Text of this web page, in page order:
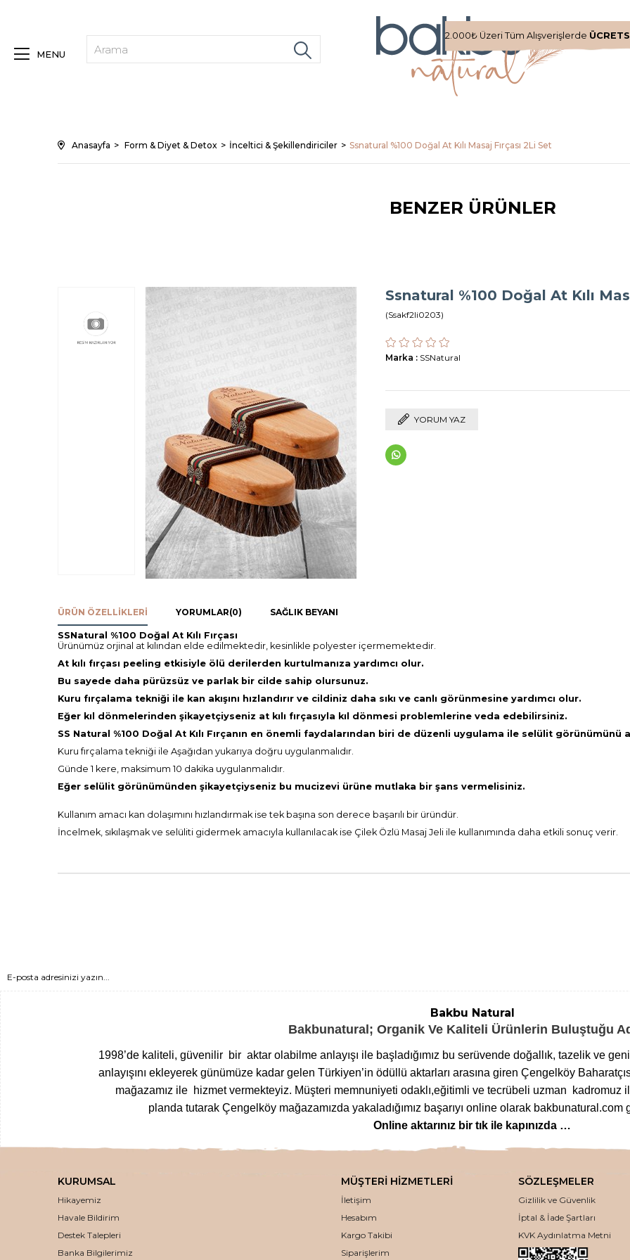
MENU
2.000₺ Üzeri Tüm Alışverişlerde
Anasayfa Form & Diyet & Detox İnceltici & Şekillendiriciler Ssnatural %100 Doğal At Kılı Masaj Fırçası 2Li Set
BENZER ÜRÜNLER
Ssnatural %100 Doğal At Kılı
(Ssakf2li0203)
Marka : SSNatural
YORUM YAZ
ÜRÜN ÖZELLIKLERI YORUMLAR(0) SAĞLIK BEYANI
SSNatural %100 Doğal At Kılı Fırçası
Ürünümüz orjinal at kılından elde edilmektedir, kesinlikle polyester içermemektedir.
At kılı fırçası peeling etkisiyle ölü derilerden kurtulmanıza yardımcı olur.
Bu sayede daha pürüzsüz ve parlak bir cilde sahip olursunuz.
Kuru fırçalama tekniği ile kan akışını hızlandırır ve cildiniz daha sıkı ve canlı görünmesine yardımcı olur.
Eğer kıl dönmelerinden şikayetçiyseniz at kılı fırçasıyla kıl dönmesi problemlerine veda edebilirsiniz.
SS Natural %100 Doğal At Kılı Fırçanın en önemli faydalarından biri de düzenli uygulama ile selülit görünümünü
Kuru fırçalama tekniği ile Aşağıdan yukarıya doğru uygulanmalıdır.
Günde 1 kere, maksimum 10 dakika uygulanmalıdır.
Eğer selülit görünümünden şikayetçiyseniz bu mucizevi ürüne mutlaka bir şans vermelisiniz.
Kullanım amacı kan dolaşımını hızlandırmak ise tek başına son derece başarılı bir üründür.
İncelmek, sıkılaşmak ve selüliti gidermek amacıyla kullanılacak ise Çilek Özlü Masaj Jeli ile kullanımında daha etkili sonuç verir.
Bakbu Natural
Bakbunatural; Organik Ve Kaliteli Ürünlerin Buluştuğu
1998’de kaliteli, güvenilir bir aktar olabilme anlayışı ile başladığımız bu serüvende doğallık, tazelik ve
anlayışını ekleyerek günümüze kadar gelen Türkiyen’in ödüllü aktarları arasına giren Çengelköy
mağazamız ile hizmet vermekteyiz. Müşteri memnuniyeti odaklı,eğitimli ve tecrübeli uzman kadromuz
planda tutarak Çengelköy mağazamızda yakaladığımız başarıyı online olarak
Online aktarınız bir tık ile kapınızda …
Yöresel gıdalardan, zamanında toplananbitkilere,arı ürünlerinden,baharat çeşitlerine,
,inceltici doğal kozmetik ürünlerinden , tütsü buhurdanlık çeşitlerine
doğal ve en taze haliyle kaliteden ödün vermeden bakbunatural.com web sayfamızdan
Kaliteli ve en uygun fiyatlar ile avantaj sağlıyoruz.
KURUMSAL
Hikayemiz
Havale Bildirim
Destek Talepleri
Banka Bilgilerimiz
MÜŞTERİ HİZMETLERİ
İletişim
Hesabım
Kargo Takibi
Siparişlerim
SÖZLEŞMELER
Gizlilik ve Güvenlik
İptal & İade Şartları
KVK Aydınlatma Metni